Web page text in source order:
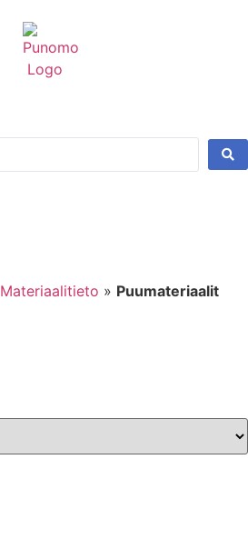
Materiaalitieto » Puumateriaalit